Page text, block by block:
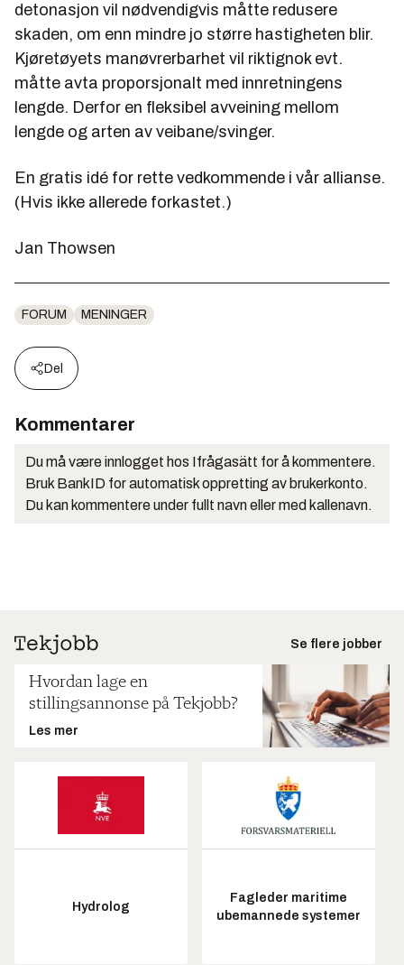
detonasjon vil nødvendigvis måtte redusere
skaden, om enn mindre jo større hastigheten blir.
Kjøretøyets manøvrerbarhet vil riktignok evt.
måtte avta proporsjonalt med innretningens
lengde. Derfor en fleksibel avveining mellom
lengde og arten av veibane/svinger.
En gratis idé for rette vedkommende i vår allianse.
(Hvis ikke allerede forkastet.)
Jan Thowsen
FORUM MENINGER
Del
Kommentarer
Du må være innlogget hos Ifrågasätt for å kommentere.
Bruk BankID for automatisk oppretting av brukerkonto.
Du kan kommentere under fullt navn eller med kallenavn.
Se flere jobber
Hvordan lage en
stillingsannonse på Tekjobb?
Les mer
Hydrolog
Fagleder maritime
ubemannede systemer